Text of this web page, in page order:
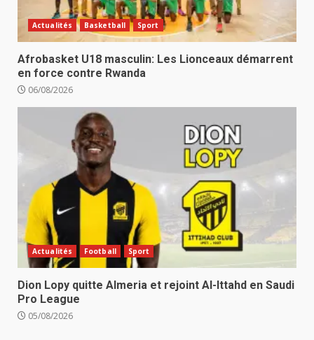
Actualités Basketball Sport
Afrobasket U18 masculin: Les Lionceaux démarrent
en force contre Rwanda
06/08/2026
Actualités Football Sport
Dion Lopy quitte Almeria et rejoint Al-Ittahd en Saudi
Pro League
05/08/2026